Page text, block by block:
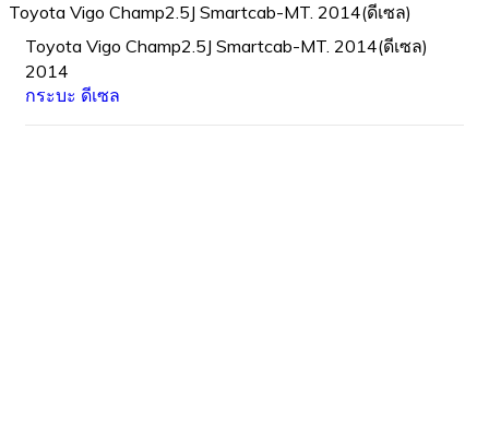
Toyota Vigo Champ2.5J Smartcab-MT. 2014(ดีเซล)
Toyota Vigo Champ2.5J Smartcab-MT. 2014(ดีเซล)
2014
กระบะ ดีเซล